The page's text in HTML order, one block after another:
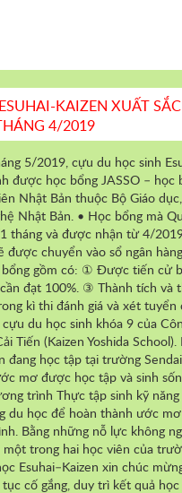
KAIZEN XUẤT
4/2019
5/2019, cựu du học sinh
được học bổng JASSO – học
Nhật Bản thuộc Bộ Giáo
Nhật Bản. • Học bổng mà
1 tháng và được nhận từ 4/
được chuyển vào sổ ngân
bổng gồm có: ① Được tiến cử
đạt 100%. ③ Thành tích
kì thi đánh giá và xét tuyển
cựu du học sinh khóa 9 của
Tiến (Kaizen Yoshida
đang học tập tại trường
mơ được học tập và sinh
trình Thực tập sinh kỹ
du học để hoàn thành ước
Bằng những nỗ lực không
một trong hai học viên của
Esuhai–Kaizen xin chúc
cố gắng, duy trì kết quả